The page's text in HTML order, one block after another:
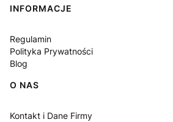
INFORMACJE
Regulamin
Polityka Prywatności
Blog
O NAS
Kontakt i Dane Firmy